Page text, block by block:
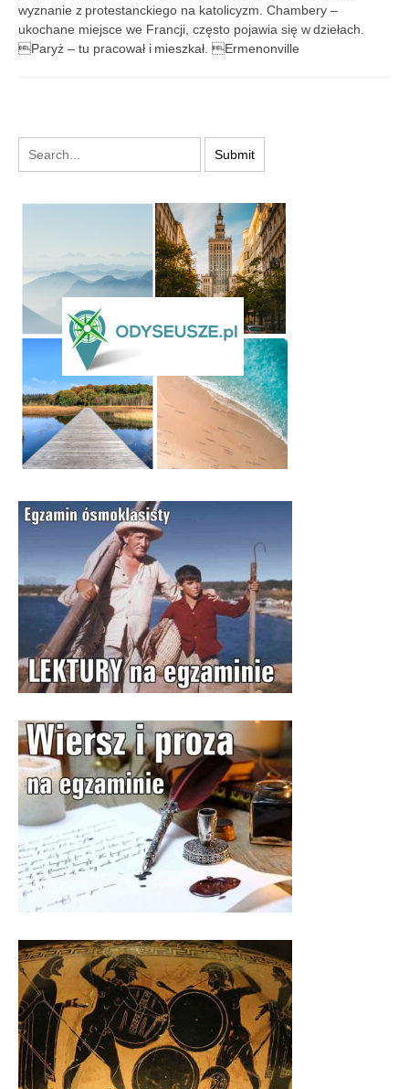
wyznanie z protestanckiego na katolicyzm. Chambery –
ukochane miejsce we Francji, często pojawia się w dziełach.
Paryż – tu pracował i mieszkał. Ermenonville